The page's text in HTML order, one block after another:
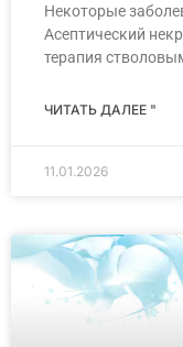
Некоторые
Асептический
терапия
ЧИТАТЬ ДАЛЕЕ "
11.01.2026